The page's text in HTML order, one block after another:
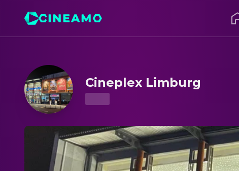
Cineplex Limburg